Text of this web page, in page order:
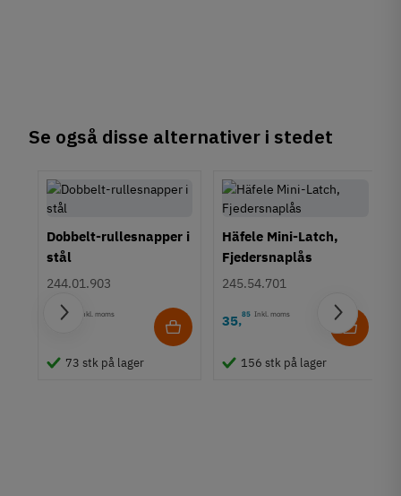
Se også disse alternativer i stedet
Dobbelt-rullesnapper i
stål
244.01.903
11,05 Inkl. moms
73 stk på lager
Häfele Mini-Latch,
Fjedersnaplås
245.54.701
35,85 Inkl. moms
156 stk på lager